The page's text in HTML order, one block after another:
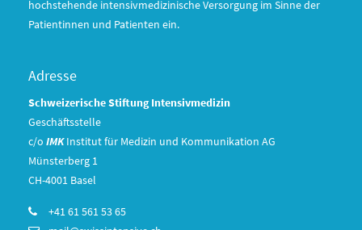
hochstehende intensivmedizinische Versorgung im Sinne der
Patientinnen und Patienten ein.
Adresse
Schweizerische Stiftung Intensivmedizin
Geschäftsstelle
c/o IMK Institut für Medizin und Kommunikation AG
Münsterberg 1
CH-4001 Basel
+41 61 561 53 65